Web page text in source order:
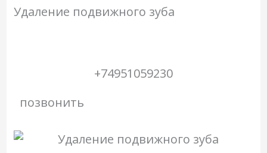
Удаление подвижного зуба
+74951059230
позвонить